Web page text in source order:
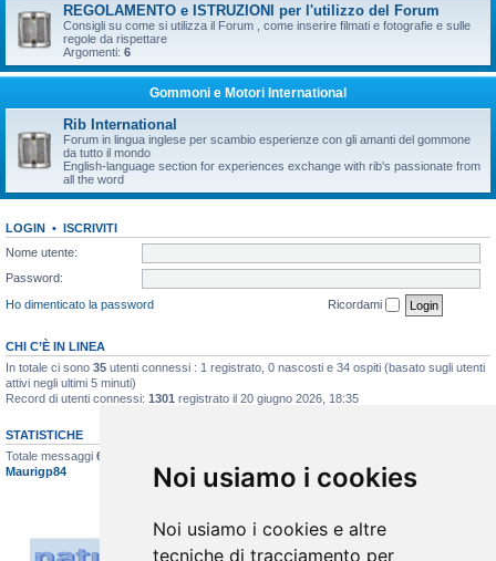
Noi usiamo i cookies
Noi usiamo i cookies e altre
tecniche di tracciamento per
REGOLAMENTO e ISTRUZIONI per l'utilizzo del Forum
Consigli su come si utilizza il Forum , come inserire filmati e fotografie e sulle
regole da rispettare
Argomenti: 6
Gommoni e Motori International
Rib International
Forum in lingua inglese per scambio esperienze con gli amanti del gommone
da tutto il mondo
English-language section for experiences exchange with rib's passionate from
all the word
LOGIN • ISCRIVITI
Nome utente:
Password:
Ho dimenticato la password
Ricordami
CHI C’È IN LINEA
In totale ci sono 35 utenti connessi : 1 registrato, 0 nascosti e 34 ospiti (basato sugli utenti
attivi negli ultimi 5 minuti)
Record di utenti connessi: 1301 registrato il 20 giugno 2026, 18:35
STATISTICHE
Totale messaggi 6622
Maurigp84